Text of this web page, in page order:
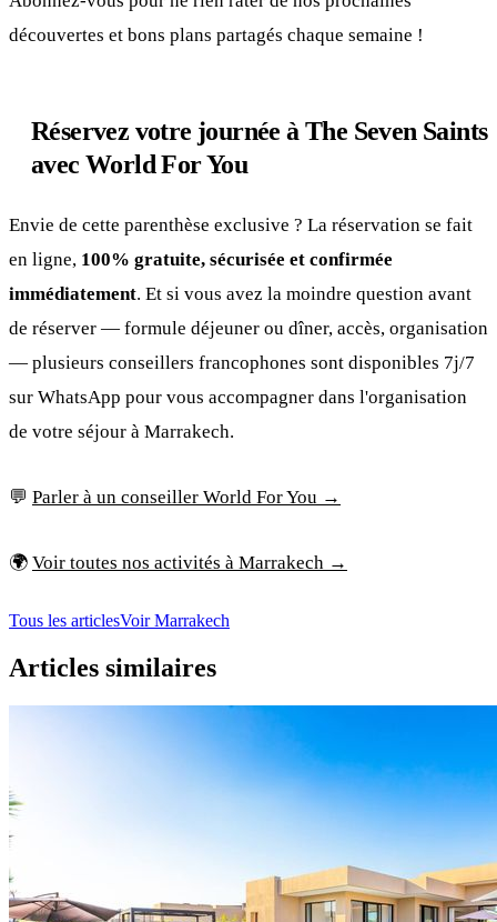
découvertes et bons plans partagés chaque semaine !
Réservez votre journée à The Seven Saints
avec World For You
Envie de cette parenthèse exclusive ? La réservation se fait
en ligne, 100% gratuite, sécurisée et confirmée
immédiatement. Et si vous avez la moindre question avant
de réserver — formule déjeuner ou dîner, accès, organisation
— plusieurs conseillers francophones sont disponibles 7j/7
sur WhatsApp pour vous accompagner dans l'organisation
de votre séjour à Marrakech.
💬 Parler à un conseiller World For You →
🌍 Voir toutes nos activités à Marrakech →
Tous les articlesVoir Marrakech
Articles similaires